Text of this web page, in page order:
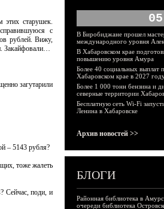
старушек.
с
рублей. Вижу,
Закайфовали…
загутарили
– 5143 рубля?
тоже жалеть
Сейчас, поди, и
В Биробиджане прошел
международного уровня
В Хабаровском крае
повышению уровня Амура
Более 40 социальных выплат
Хабаровском крае в 2027
Более 1 000 тонн бензина и
северные территории
Бесплатную сеть Wi-Fi
Ленина в Хабаровске
Архив новостей >>
БЛОГИ
Районная библиотека в
очереди библиотека